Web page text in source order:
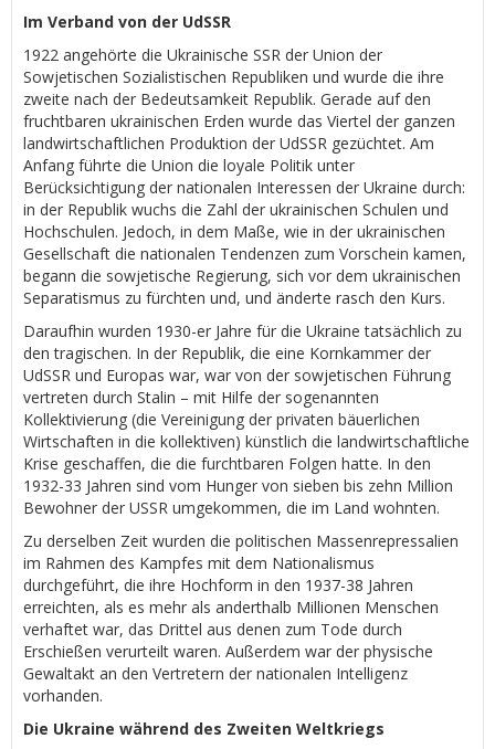
Im Verband von der UdSSR
1922 angehörte die Ukrainische SSR der Union der
Sowjetischen Sozialistischen Republiken und wurde die ihre
zweite nach der Bedeutsamkeit Republik. Gerade auf den
fruchtbaren ukrainischen Erden wurde das Viertel der ganzen
landwirtschaftlichen Produktion der UdSSR gezüchtet. Am
Anfang führte die Union die loyale Politik unter
Berücksichtigung der nationalen Interessen der Ukraine durch:
in der Republik wuchs die Zahl der ukrainischen Schulen und
Hochschulen. Jedoch, in dem Maße, wie in der ukrainischen
Gesellschaft die nationalen Tendenzen zum Vorschein kamen,
begann die sowjetische Regierung, sich vor dem ukrainischen
Separatismus zu fürchten und, und änderte rasch den Kurs.
Daraufhin wurden 1930-er Jahre für die Ukraine tatsächlich zu
den tragischen. In der Republik, die eine Kornkammer der
UdSSR und Europas war, war von der sowjetischen Führung
vertreten durch Stalin – mit Hilfe der sogenannten
Kollektivierung (die Vereinigung der privaten bäuerlichen
Wirtschaften in die kollektiven) künstlich die landwirtschaftliche
Krise geschaffen, die die furchtbaren Folgen hatte. In den
1932-33 Jahren sind vom Hunger von sieben bis zehn Million
Bewohner der USSR umgekommen, die im Land wohnten.
Zu derselben Zeit wurden die politischen Massenrepressalien
im Rahmen des Kampfes mit dem Nationalismus
durchgeführt, die ihre Hochform in den 1937-38 Jahren
erreichten, als es mehr als anderthalb Millionen Menschen
verhaftet war, das Drittel aus denen zum Tode durch
Erschießen verurteilt waren. Außerdem war der physische
Gewaltakt an den Vertretern der nationalen Intelligenz
vorhanden.
Die Ukraine während des Zweiten Weltkriegs